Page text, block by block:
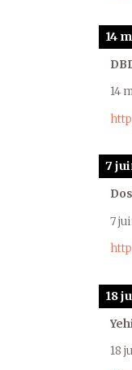
14
14
7
7
18
18